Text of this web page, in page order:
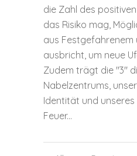
die Zahl des
das Risiko mag,
aus Festgefahrenem
ausbricht, um neue
Zudem trägt die "3"
Nabelzentrums,
Identität und unseres
Feuer...